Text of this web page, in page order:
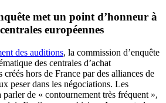
met un point d’honneur à
européennes
des auditions, la commission d’enquête
des centrales d’achat
créés hors de France par des alliances de
peser dans les négociations. Les
parler de « contournement très fréquent »,